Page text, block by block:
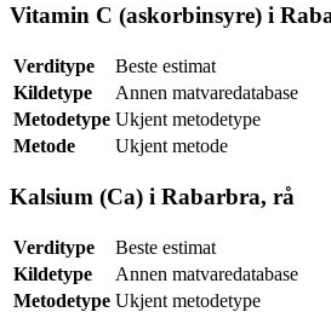
Vitamin C (askorbinsyre) i
Verditype
Beste estimat
Kildetype
Annen matvaredatabase
Metodetype Ukjent metodetype
Metode
Ukjent metode
Kalsium (Ca) i Rabarbra, rå
Verditype
Beste estimat
Kildetype
Annen matvaredatabase
Metodetype Ukjent metodetype